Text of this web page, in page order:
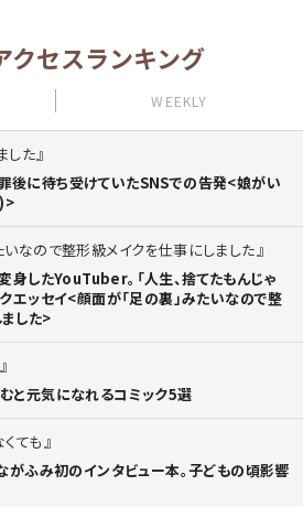
クセスランキング
WEEKLY
した
罪後に待ち受けていたSNSでの告発<娘がい
いなので整形級メイクを仕事にしました
身したYouTuber。「人生、捨てたもんじゃ
エッセイ<顔面が「足の裏」みたいなので整
した>
と元気になれるコミック5選
ても
ながふみ初のインタビュー本。子どもの頃影響